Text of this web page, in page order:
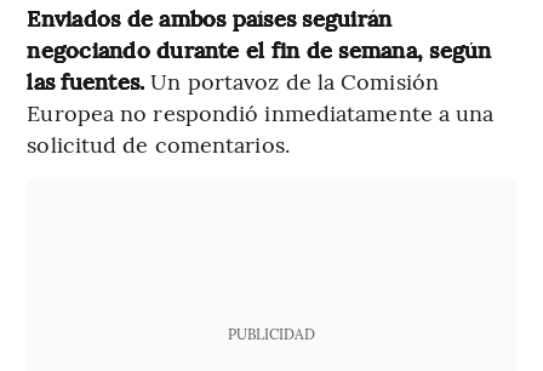
Enviados de ambos países seguirán
negociando durante el fin de semana, según
las fuentes. Un portavoz de la Comisión
Europea no respondió inmediatamente a una
solicitud de comentarios.
PUBLICIDAD